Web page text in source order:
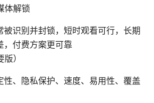
体解锁
被识别并封锁，短时观看可行，长期
，付费方案更可靠
）
性、隐私保护、速度、易用性、覆盖